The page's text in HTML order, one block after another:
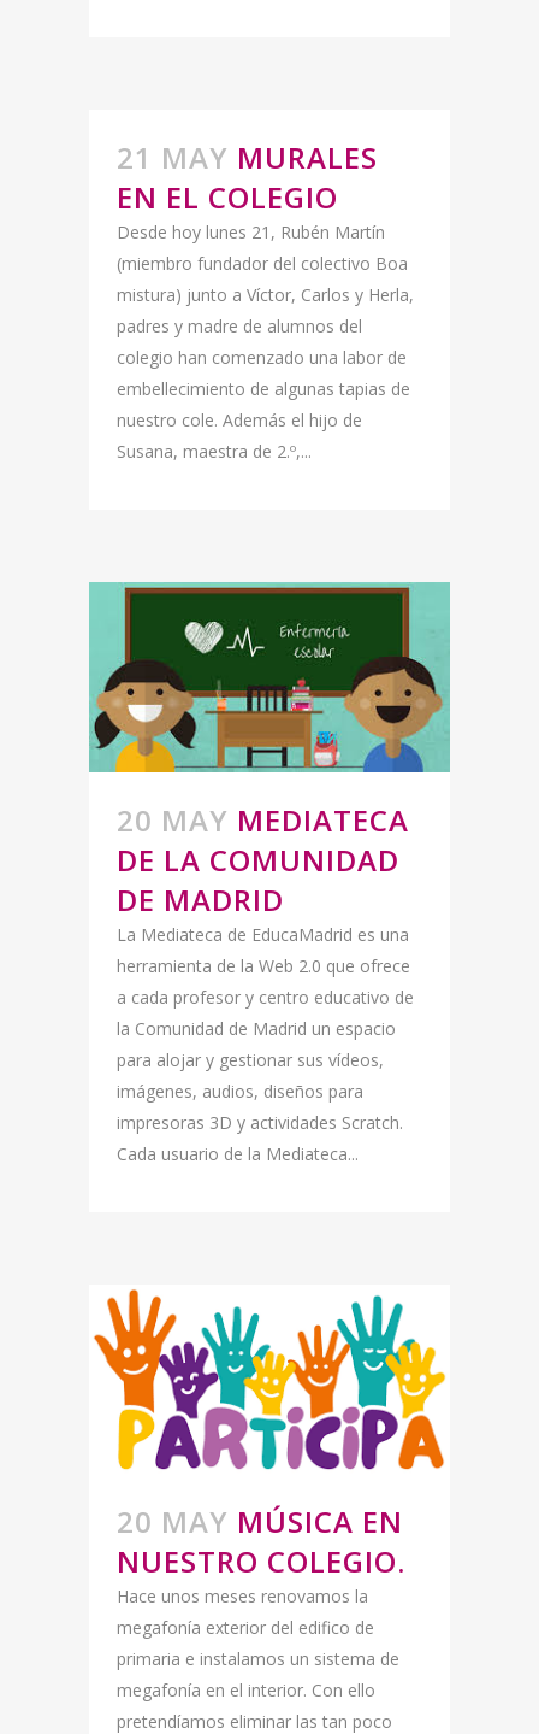
21 MAY MURALES
EN EL COLEGIO
Desde hoy lunes 21, Rubén Martín
(miembro fundador del colectivo Boa
mistura) junto a Víctor, Carlos y Herla,
padres y madre de alumnos del
colegio han comenzado una labor de
embellecimiento de algunas tapias de
nuestro cole. Además el hijo de
Susana, maestra de 2.º,...
20 MAY MEDIATECA
DE LA COMUNIDAD
DE MADRID
La Mediateca de EducaMadrid es una
herramienta de la Web 2.0 que ofrece
a cada profesor y centro educativo de
la Comunidad de Madrid un espacio
para alojar y gestionar sus vídeos,
imágenes, audios, diseños para
impresoras 3D y actividades Scratch.
Cada usuario de la Mediateca...
20 MAY MÚSICA EN
NUESTRO COLEGIO.
Hace unos meses renovamos la
megafonía exterior del edifico de
primaria e instalamos un sistema de
megafonía en el interior. Con ello
pretendíamos eliminar las tan poco